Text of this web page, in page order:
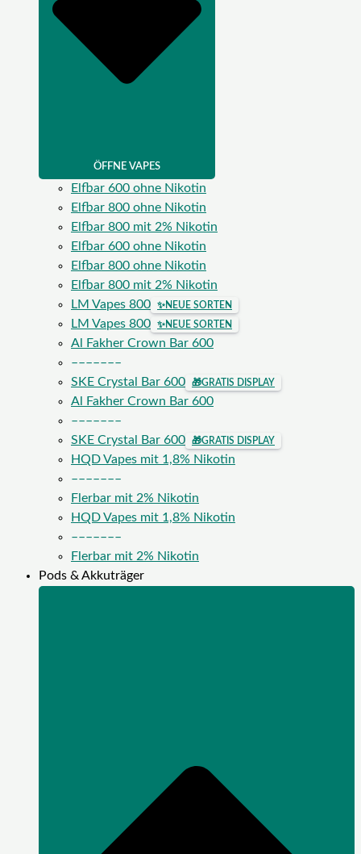
ÖFFNE VAPES
Elfbar 600 ohne Nikotin
Elfbar 800 ohne Nikotin
Elfbar 800 mit 2% Nikotin
Elfbar 600 ohne Nikotin
Elfbar 800 ohne Nikotin
Elfbar 800 mit 2% Nikotin
LM Vapes 800
✨NEUE SORTEN
LM Vapes 800 ✨NEUE SORTEN
Al Fakher Crown Bar 600
–––––––
SKE Crystal Bar 600
🎁GRATIS DISPLAY
Al Fakher Crown Bar 600
–––––––
SKE Crystal Bar 600
🎁GRATIS DISPLAY
HQD Vapes mit 1,8% Nikotin
–––––––
Flerbar mit 2% Nikotin
HQD Vapes mit 1,8% Nikotin
–––––––
Flerbar mit 2% Nikotin
Pods & Akkuträger